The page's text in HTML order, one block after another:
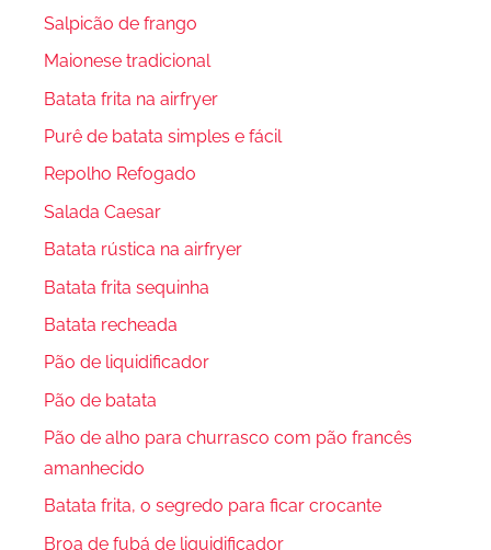
Salpicão de frango
Maionese tradicional
Batata frita na airfryer
Purê de batata simples e fácil
Repolho Refogado
Salada Caesar
Batata rústica na airfryer
Batata frita sequinha
Batata recheada
Pão de liquidificador
Pão de batata
Pão de alho para churrasco com pão francês
amanhecido
Batata frita, o segredo para ficar crocante
Broa de fubá de liquidificador